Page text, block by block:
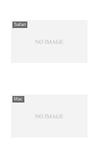
Safari
Mac